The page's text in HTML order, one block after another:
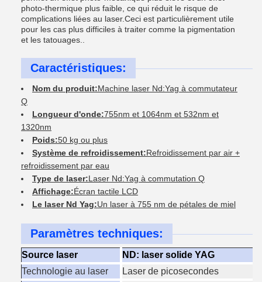
photo-thermique plus faible, ce qui réduit le risque de
complications liées au laser.Ceci est particulièrement utile
pour les cas plus difficiles à traiter comme la pigmentation
et les tatouages..
Caractéristiques:
Nom du produit:Machine laser Nd:Yag à commutateur
Q
Longueur d'onde:755nm et 1064nm et 532nm et
1320nm
Poids:50 kg ou plus
Système de refroidissement:Refroidissement par air +
refroidissement par eau
Type de laser:Laser Nd:Yag à commutation Q
Affichage:Écran tactile LCD
Le laser Nd Yag:Un laser à 755 nm de pétales de miel
Paramètres techniques:
Source laser
ND: laser solide YAG
Technologie au laser
Laser de picosecondes